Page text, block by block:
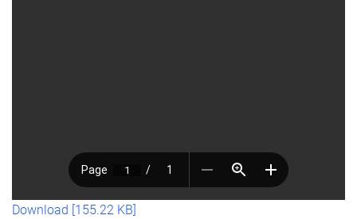
Download [155.22 KB]